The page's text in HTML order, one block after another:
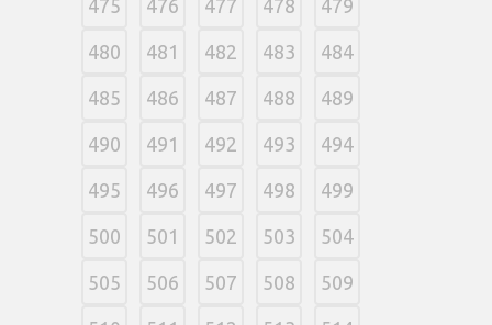
475 476 477 478 479
480 481 482 483 484
485 486 487 488 489
490 491 492 493 494
495 496 497 498 499
500 501 502 503 504
505 506 507 508 509